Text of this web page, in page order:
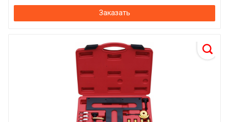
Заказать